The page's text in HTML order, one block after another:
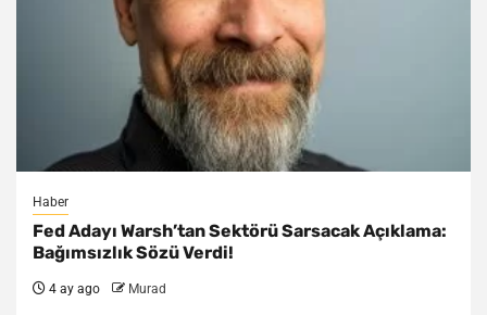
Haber
Fed Adayı Warsh’tan Sektörü Sarsacak Açıklama:
Bağımsızlık Sözü Verdi!
4 ay ago Murad